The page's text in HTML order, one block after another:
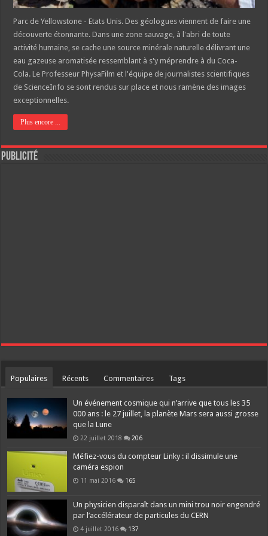
Parc de Yellowstone - Etats Unis. Des géologues viennent de faire une
découverte étonnante. Dans une zone sauvage, à l'abri de toute
activité humaine, se cache une source minérale naturelle délivrant une
eau gazeuse aromatisée ressemblant à s'y méprendre à du Coca-
Cola. Le Professeur PhysaFilm et l'équipe de journalistes scientifiques
de ScienceInfo se sont rendus sur place et nous ramène des images
exceptionnelles.
Plus encore ...
Publicité
Populaires Récents Commentaires Tags
Un événement cosmique qui n’arrive que tous les 35
000 ans : le 27 juillet, la planète Mars sera aussi grosse
que la Lune
22 juillet 2018 206
Méfiez-vous du compteur Linky : il dissimule une
caméra espion
11 mai 2016 165
Un physicien disparaît dans un mini trou noir engendré
par l’accélérateur de particules du CERN
4 juillet 2016 137